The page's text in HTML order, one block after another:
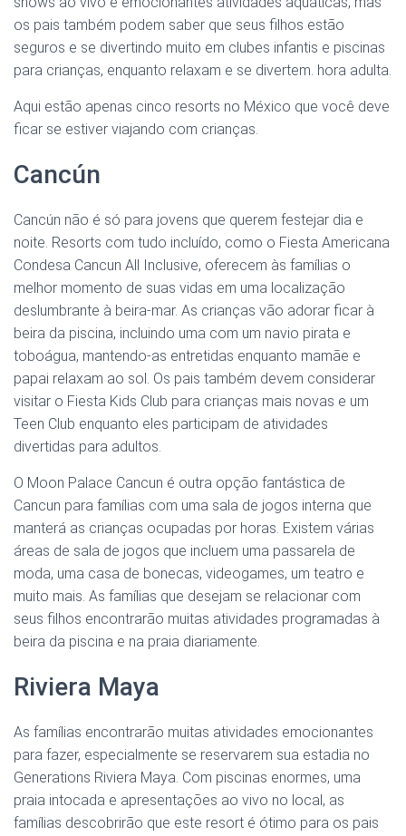
os pais também podem saber que seus filhos estão
seguros e se divertindo muito em clubes infantis e piscinas
para crianças, enquanto relaxam e se divertem. hora adulta.
Aqui estão apenas cinco resorts no México que você deve
ficar se estiver viajando com crianças.
Cancún
Cancún não é só para jovens que querem festejar dia e
noite. Resorts com tudo incluído, como o Fiesta Americana
Condesa Cancun All Inclusive, oferecem às famílias o
melhor momento de suas vidas em uma localização
deslumbrante à beira-mar. As crianças vão adorar ficar à
beira da piscina, incluindo uma com um navio pirata e
toboágua, mantendo-as entretidas enquanto mamãe e
papai relaxam ao sol. Os pais também devem considerar
visitar o Fiesta Kids Club para crianças mais novas e um
Teen Club enquanto eles participam de atividades
divertidas para adultos.
O Moon Palace Cancun é outra opção fantástica de
Cancun para famílias com uma sala de jogos interna que
manterá as crianças ocupadas por horas. Existem várias
áreas de sala de jogos que incluem uma passarela de
moda, uma casa de bonecas, videogames, um teatro e
muito mais. As famílias que desejam se relacionar com
seus filhos encontrarão muitas atividades programadas à
beira da piscina e na praia diariamente.
Riviera Maya
As famílias encontrarão muitas atividades emocionantes
para fazer, especialmente se reservarem sua estadia no
Generations Riviera Maya. Com piscinas enormes, uma
praia intocada e apresentações ao vivo no local, as
famílias descobrirão que este resort é ótimo para os pais